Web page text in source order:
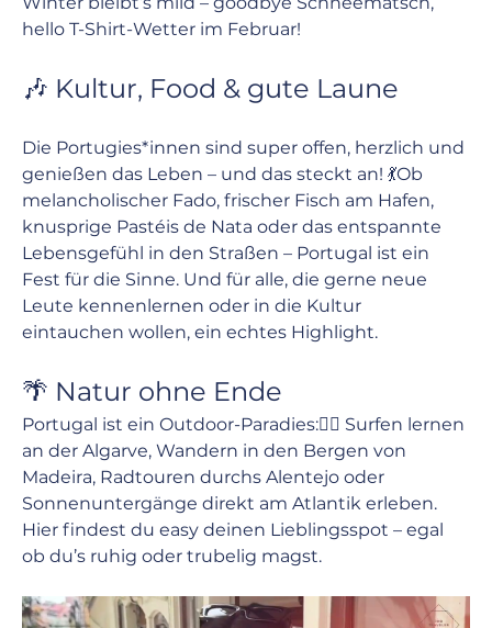
hello T-Shirt-Wetter im Februar!
🎶 Kultur, Food & gute Laune
Die Portugies*innen sind super offen, herzlich und
genießen das Leben – und das steckt an! 💃Ob
melancholischer Fado, frischer Fisch am Hafen,
knusprige Pastéis de Nata oder das entspannte
Lebensgefühl in den Straßen – Portugal ist ein
Fest für die Sinne. Und für alle, die gerne neue
Leute kennenlernen oder in die Kultur
eintauchen wollen, ein echtes Highlight.
🌴 Natur ohne Ende
Portugal ist ein Outdoor-Paradies:🏄‍♂️ Surfen lernen
an der Algarve, Wandern in den Bergen von
Madeira, Radtouren durchs Alentejo oder
Sonnenuntergänge direkt am Atlantik erleben.
Hier findest du easy deinen Lieblingsspot – egal
ob du’s ruhig oder trubelig magst.